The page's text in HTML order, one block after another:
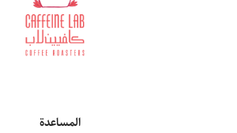
المساعدة